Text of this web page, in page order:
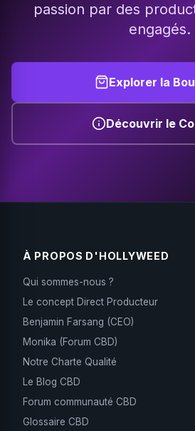
passion par des
engagés.
Explorer la
Découvrir le
À PROPOS D'HOLLYWEED
Qui sommes-nous ?
Le concept Direct Producteur
Benjamin Farsang (CEO)
Monika (Forum CBD)
Notre Charte Qualité
Le Blog CBD
Forum communauté CBD
Glossaire CBD